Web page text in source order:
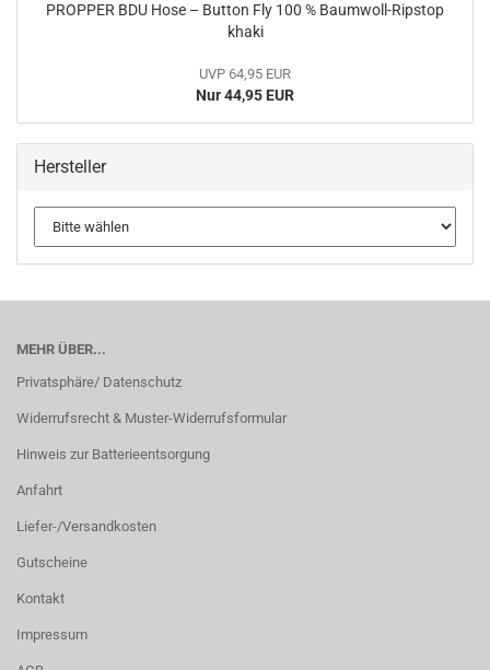
PROPPER BDU Hose – Button Fly 100 % Baumwoll-Ripstop
khaki
UVP 64,95 EUR
Nur 44,95 EUR
Hersteller
MEHR ÜBER...
Privatsphäre/ Datenschutz
Widerrufsrecht & Muster-Widerrufsformular
Hinweis zur Batterieentsorgung
Anfahrt
Liefer-/Versandkosten
Gutscheine
Kontakt
Impressum